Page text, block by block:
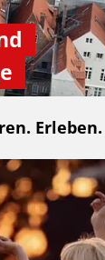
Erleben.